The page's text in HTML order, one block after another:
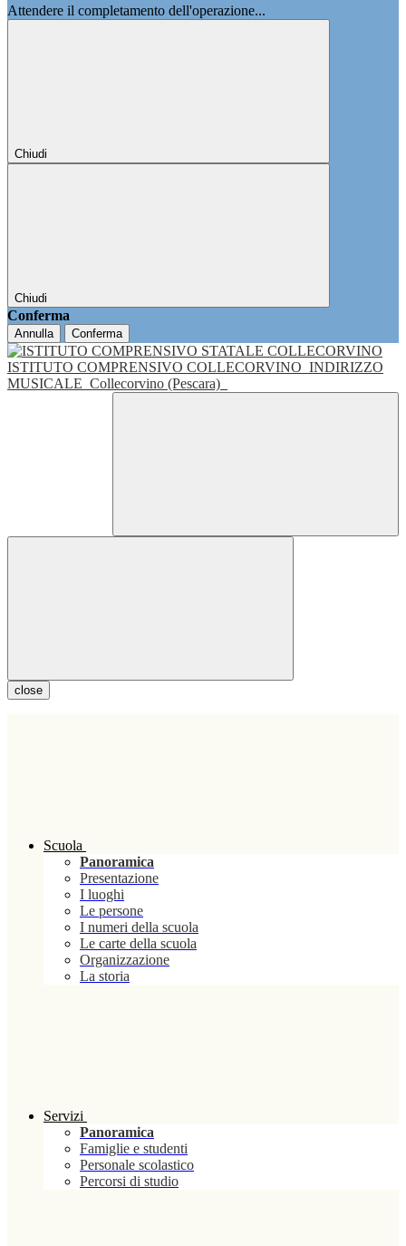
Attendere il completamento dell'operazione...
Chiudi
Chiudi
Conferma
Annulla Conferma
ISTITUTO COMPRENSIVO COLLECORVINO INDIRIZZO
MUSICALE Collecorvino (Pescara)
close
Scuola
Panoramica
Presentazione
I luoghi
Le persone
I numeri della scuola
Le carte della scuola
Organizzazione
La storia
Servizi
Panoramica
Famiglie e studenti
Personale scolastico
Percorsi di studio